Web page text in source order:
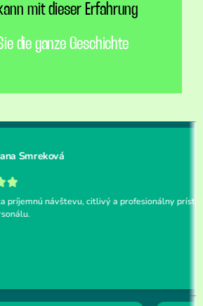
mit dieser Erfahrung
die ganze Geschichte